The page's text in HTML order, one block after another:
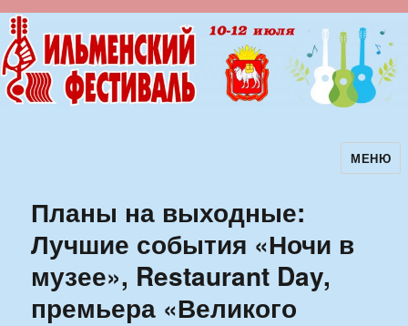
Ильменский фестиваль авторскойМЕНЮ
Планы на выходные:
Лучшие события «Ночи в
музее», Restaurant Day,
премьера «Великого